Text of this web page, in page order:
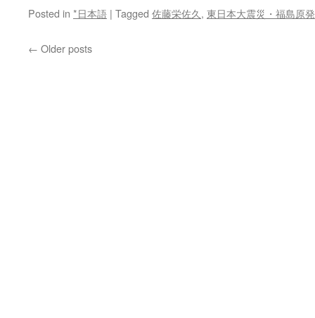
Posted in *日本語 | Tagged 佐藤栄佐久 , 東日本大震災・福島原発
← Older posts